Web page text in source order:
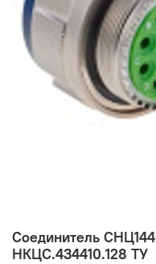
Соединитель
НКЦС.434410.128 ТУ